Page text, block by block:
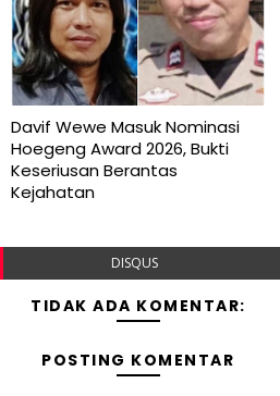
Davif Wewe Masuk Nominasi
Hoegeng Award 2026, Bukti
Keseriusan Berantas
Kejahatan
DISQUS
TIDAK ADA KOMENTAR:
POSTING KOMENTAR